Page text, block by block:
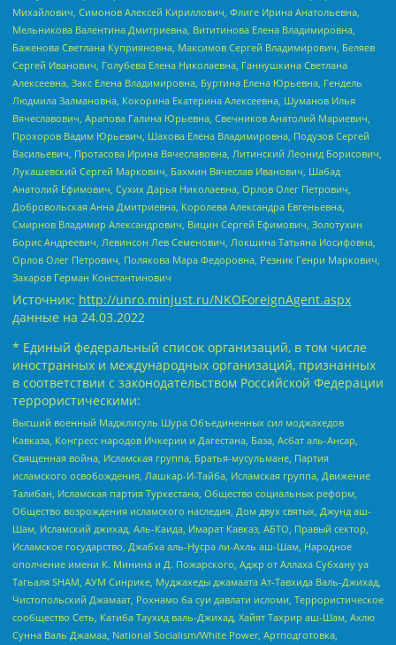
Михайлович, Симонов Алексей Кириллович, Флиге Ирина Анатольевна,
Мельникова Валентина Дмитриевна, Вититинова Елена Владимировна,
Баженова Светлана Куприяновна, Максимов Сергей Владимирович, Беляев
Сергей Иванович, Голубева Елена Николаевна, Ганнушкина Светлана
Алексеевна, Закс Елена Владимировна, Буртина Елена Юрьевна, Гендель
Людмила Залмановна, Кокорина Екатерина Алексеевна, Шуманов Илья
Вячеславович, Арапова Галина Юрьевна, Свечников Анатолий Мариевич,
Прохоров Вадим Юрьевич, Шахова Елена Владимировна, Подузов Сергей
Васильевич, Протасова Ирина Вячеславовна, Литинский Леонид Борисович,
Лукашевский Сергей Маркович, Бахмин Вячеслав Иванович, Шабад
Анатолий Ефимович, Сухих Дарья Николаевна, Орлов Олег Петрович,
Добровольская Анна Дмитриевна, Королева Александра Евгеньевна,
Смирнов Владимир Александрович, Вицин Сергей Ефимович, Золотухин
Борис Андреевич, Левинсон Лев Семенович, Локшина Татьяна Иосифовна,
Орлов Олег Петрович, Полякова Мара Федоровна, Резник Генри Маркович,
Захаров Герман Константинович
Источник: http://unro.minjust.ru/NKOForeignAgent.aspx
данные на 24.03.2022
* Единый федеральный список организаций, в том числе
иностранных и международных организаций, признанных
в соответствии с законодательством Российской Федерации
террористическими:
Высший военный Маджлисуль Шура Объединенных сил моджахедов
Кавказа, Конгресс народов Ичкерии и Дагестана, База, Асбат аль-Ансар,
Священная война, Исламская группа, Братья-мусульмане, Партия
исламского освобождения, Лашкар-И-Тайба, Исламская группа, Движение
Талибан, Исламская партия Туркестана, Общество социальных реформ,
Общество возрождения исламского наследия, Дом двух святых, Джунд аш-
Шам, Исламский джихад, Аль-Каида, Имарат Кавказ, АБТО, Правый сектор,
Исламское государство, Джабха аль-Нусра ли-Ахль аш-Шам, Народное
ополчение имени К. Минина и Д. Пожарского, Аджр от Аллаха Субхану уа
Тагьаля SHAM, АУМ Синрике, Муджахеды джамаата Ат-Тавхида Валь-Джихад,
Чистопольский Джамаат, Рохнамо ба суи давлати исломи, Террористическое
сообщество Сеть, Катиба Таухид валь-Джихад, Хайят Тахрир аш-Шам, Ахлю
Сунна Валь Джамаа, National Socialism/White Power, Артподготовка,